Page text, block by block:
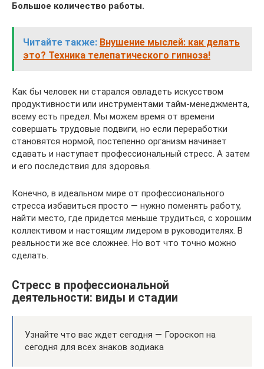
Большое количество работы.
Читайте также: Внушение мыслей: как делать
это? Техника телепатического гипноза!
Как бы человек ни старался овладеть искусством
продуктивности или инструментами тайм-менеджмента,
всему есть предел. Мы можем время от времени
совершать трудовые подвиги, но если переработки
становятся нормой, постепенно организм начинает
сдавать и наступает профессиональный стресс. А затем
и его последствия для здоровья.
Конечно, в идеальном мире от профессионального
стресса избавиться просто — нужно поменять работу,
найти место, где придется меньше трудиться, с хорошим
коллективом и настоящим лидером в руководителях. В
реальности же все сложнее. Но вот что точно можно
сделать.
Стресс в профессиональной
деятельности: виды и стадии
Узнайте что вас ждет сегодня — Гороскоп на
сегодня для всех знаков зодиака